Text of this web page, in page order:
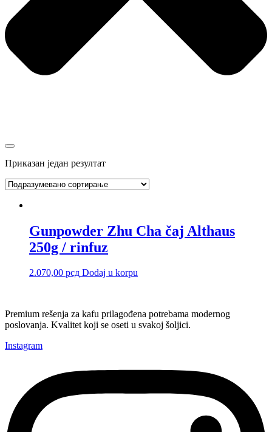
Приказан један резултат
Gunpowder Zhu Cha čaj Althaus
250g / rinfuz
2.070,00 рсд Dodaj u korpu
Premium rešenja za kafu prilagođena potrebama modernog
poslovanja. Kvalitet koji se oseti u svakoj šoljici.
Instagram